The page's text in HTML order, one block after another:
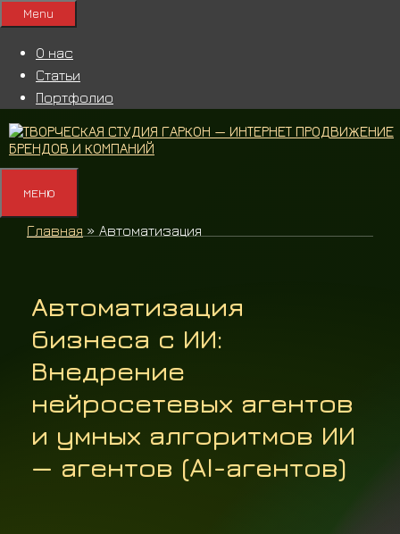
Перейти
к
Menu
О нас
Статьи
Портфолио
МЕНЮ
Главная » Автоматизация
Автоматизация
бизнеса с ИИ:
Внедрение
нейросетевых агентов
и умных алгоритмов ИИ
— агентов (AI-агентов)